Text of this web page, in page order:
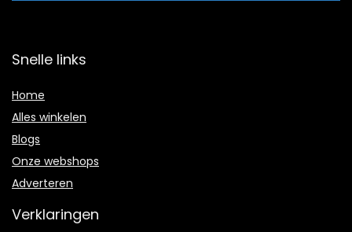
Snelle links
Home
Alles winkelen
Blogs
Onze webshops
Adverteren
Verklaringen